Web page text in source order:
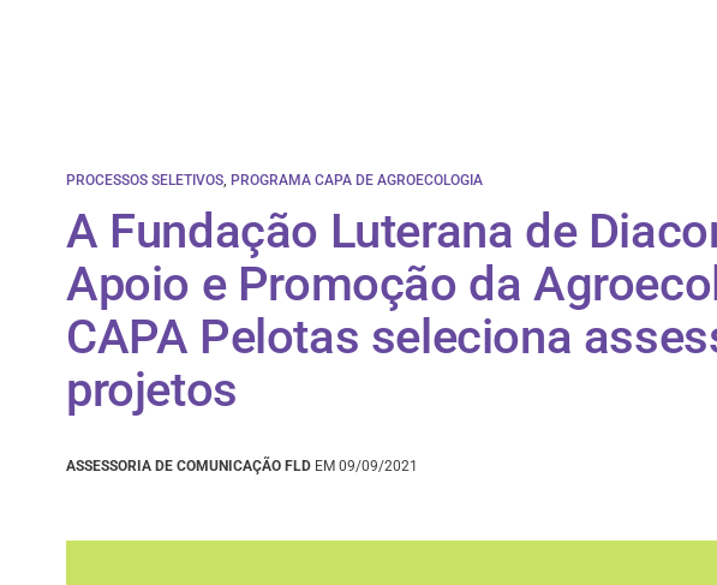
PROCESSOS SELETIVOS PROGRAMA CAPA DE AGROECOLOGIA
A Fundação Luterana de
Apoio e Promoção da
CAPA Pelotas seleciona
projetos
ASSESSORIA DE COMUNICAÇÃO FLD EM 09/09/2021